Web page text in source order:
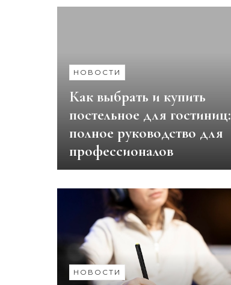
НОВОСТИ
Как выбрать и купить
постельное для гостиниц:
полное руководство для
профессионалов
НОВОСТИ